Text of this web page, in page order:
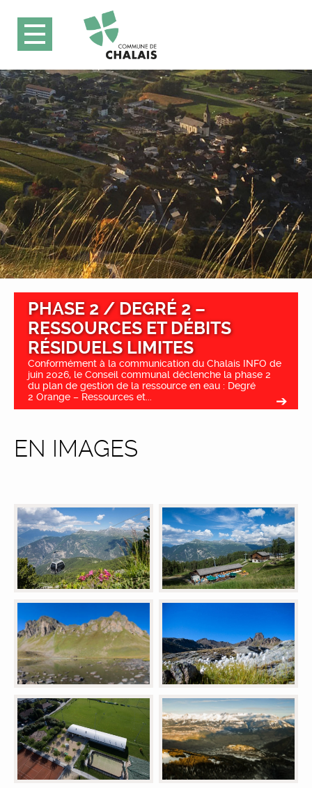
PHASE 2 / DEGRÉ 2 –
RESSOURCES ET DÉBITS
RÉSIDUELS LIMITES
Conformément à la communication du Chalais INFO de
juin 2026, le Conseil communal déclenche la phase 2
du plan de gestion de la ressource en eau : Degré
2 Orange – Ressources et...
EN IMAGES